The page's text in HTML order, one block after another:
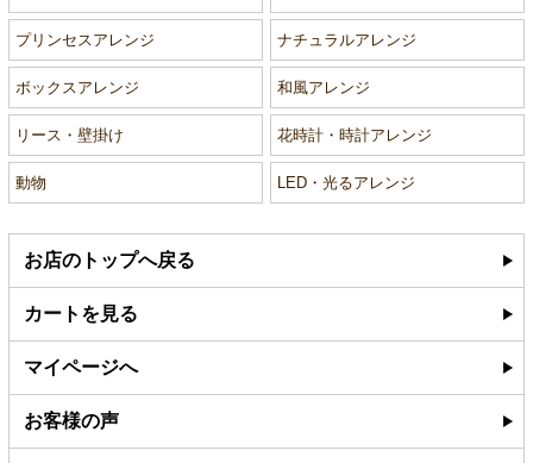
プリンセスアレンジ ナチュラルアレンジ
ボックスアレンジ 和風アレンジ
リース・壁掛け 花時計・時計アレンジ
動物 LED・光るアレンジ
お店のトップへ戻る
カートを見る
マイページへ
お客様の声